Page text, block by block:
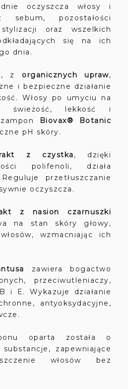
oczyszcza włosy i
pozostałości
oraz wszelkich
się na ich
dnia.
z organicznych upraw,
i bezpieczne działanie
Włosy po umyciu na
świeżość, lekkość i
Biovax® Botanic
pH skóry.
z czystka, dzięki
polifenoli, działa
przetłuszczanie
oczyszcza.
z nasion czarnuszki
na stan skóry głowy,
wzmacniając ich
zawiera bogactwo
przeciwutleniaczy,
i E. Wykazuje działanie
antyoksydacyjne,
oparta została o
zapewniające
włosów bez